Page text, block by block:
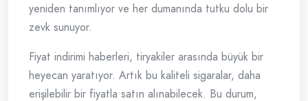
yeniden tanımlıyor ve her dumanında tutku dolu bir
zevk sunuyor.
Fiyat indirimi haberleri, tiryakiler arasında büyük bir
heyecan yaratıyor. Artık bu kaliteli sigaralar, daha
erişilebilir bir fiyatla satın alınabilecek. Bu durum,